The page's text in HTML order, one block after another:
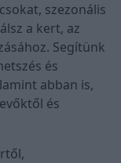
szezonális
a kert, az
Segítünk
és
abban is,
és